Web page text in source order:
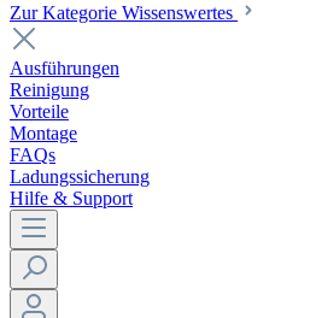
Zur Kategorie Wissenswertes
Ausführungen
Reinigung
Vorteile
Montage
FAQs
Ladungssicherung
Hilfe & Support